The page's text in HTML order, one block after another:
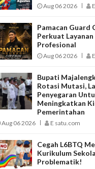
Aug 06 2026
Pamacan Guard
Perkuat Layanan
Profesional
Aug 06 2026
Bupati
Rotasi Mutasi,
Penyegaran
Meningkatkan
Pemerintahan
Aug 06 2026 E satu.com
Cegah L6BTQ
Kurikulum
Problematik!